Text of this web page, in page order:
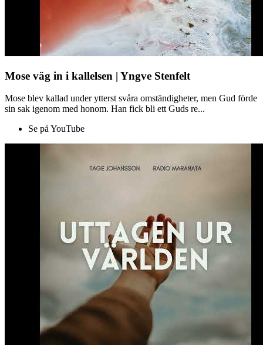
Mose väg in i kallelsen | Yngve Stenfelt
Mose blev kallad under ytterst svåra omständigheter, men Gud förde
sin sak igenom med honom. Han fick bli ett Guds re...
Se på YouTube